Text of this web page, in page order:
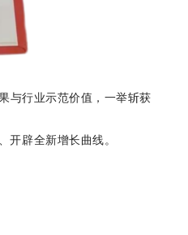
与行业示范价值，一举斩获
开辟全新增长曲线。